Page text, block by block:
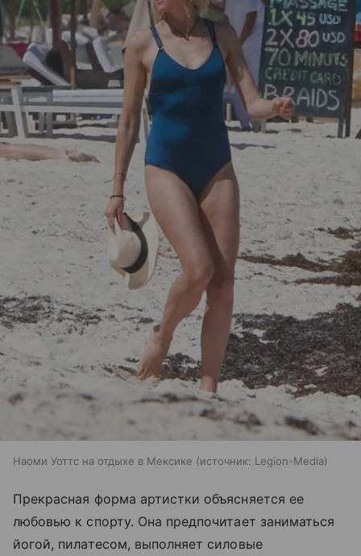
Наоми Уоттс на отдыхе в Мексике источник: Legion-Media
Прекрасная форма артистки объясняется ее
любовью к спорту. Она предпочитает заниматься
йогой, пилатесом, выполняет силовые